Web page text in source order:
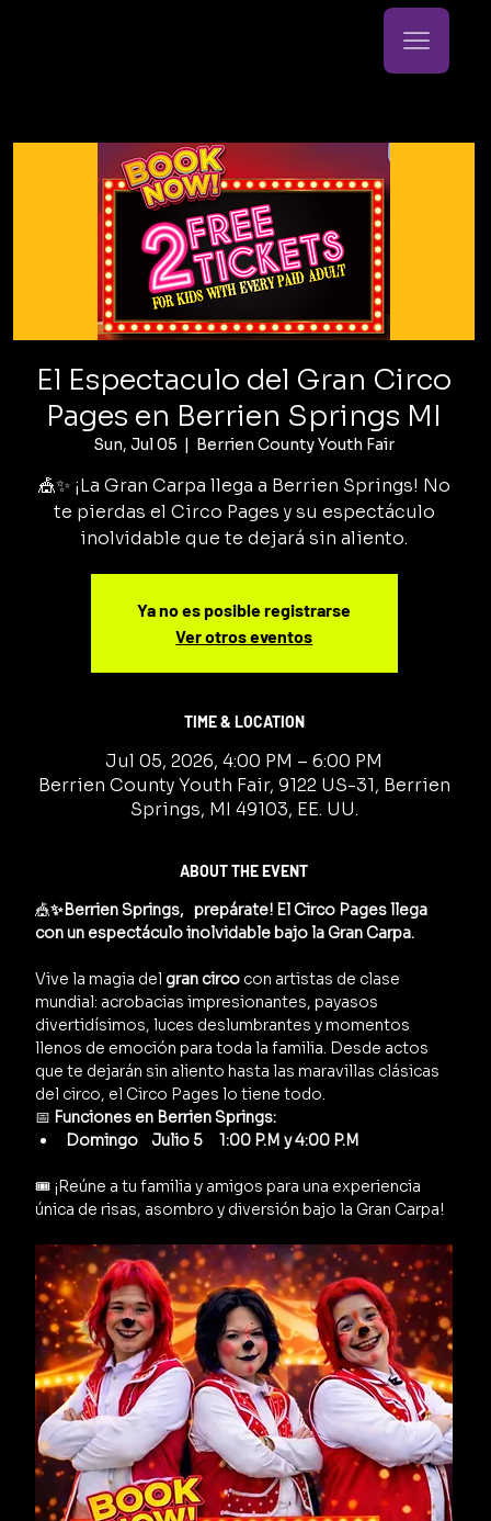
El Espectaculo del Gran Circo
Pages en Berrien Springs MI
Sun, Jul 05
  |
Berrien County Youth Fair
🎪✨ ¡La Gran Carpa llega a Berrien Springs! No
te pierdas el Circo Pages y su espectáculo
inolvidable que te dejará sin aliento.
Ya no es posible registrarse
Ver otros eventos
TIME & LOCATION
Jul 05, 2026, 4:00 PM – 6:00 PM
Berrien County Youth Fair, 9122 US-31, Berrien
Springs, MI 49103, EE. UU.
ABOUT THE EVENT
🎪✨Berrien Springs,   prepárate! El Circo Pages llega
con un espectáculo inolvidable bajo la Gran Carpa.
Vive la magia del gran circo con artistas de clase
mundial: acrobacias impresionantes, payasos
divertidísimos, luces deslumbrantes y momentos
llenos de emoción para toda la familia. Desde actos
que te dejarán sin aliento hasta las maravillas clásicas
del circo, el Circo Pages lo tiene todo.
📅 Funciones en Berrien Springs:
Domingo    Julio 5     1:00 P.M y 4:00 P.M
🎟️ ¡Reúne a tu familia y amigos para una experiencia
única de risas, asombro y diversión bajo la Gran Carpa!